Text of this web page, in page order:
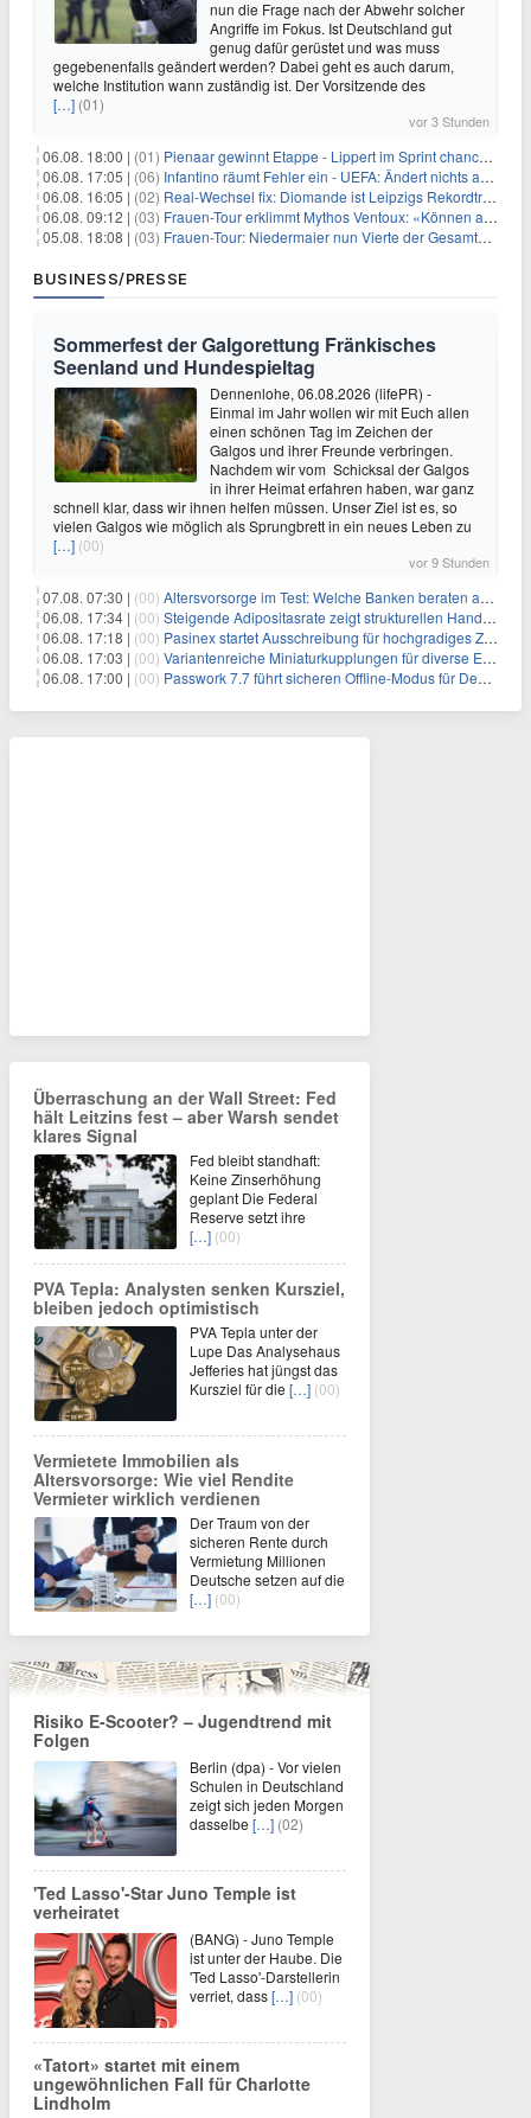
nun die Frage nach der Abwehr solcher
Angriffe im Fokus. Ist Deutschland gut
genug dafür gerüstet und was muss
gegebenenfalls geändert werden? Dabei geht es auch darum,
welche Institution wann zuständig ist. Der Vorsitzende des
[…] (01)
vor 3 Stunden
06.08. 18:00 | (01) Pienaar gewinnt Etappe - Lippert im Sprint chancenlos
06.08. 17:05 | (06) Infantino räumt Fehler ein - UEFA: Ändert nichts an Boykott
06.08. 16:05 | (02) Real-Wechsel fix: Diomande ist Leipzigs Rekordtransfer
06.08. 09:12 | (03) Frauen-Tour erklimmt Mythos Ventoux: «Können alles schaffen»
05.08. 18:08 | (03) Frauen-Tour: Niedermaier nun Vierte der Gesamtwertung
BUSINESS/PRESSE
Sommerfest der Galgorettung Fränkisches
Seenland und Hundespieltag
Dennenlohe, 06.08.2026 (lifePR) -
Einmal im Jahr wollen wir mit Euch allen
einen schönen Tag im Zeichen der
Galgos und ihrer Freunde verbringen.
Nachdem wir vom Schicksal der Galgos
in ihrer Heimat erfahren haben, war ganz
schnell klar, dass wir ihnen helfen müssen. Unser Ziel ist es, so
vielen Galgos wie möglich als Sprungbrett in ein neues Leben zu
[…] (00)
vor 9 Stunden
07.08. 07:30 | (00) Altersvorsorge im Test: Welche Banken beraten am besten?
06.08. 17:34 | (00) Steigende Adipositasrate zeigt strukturellen Handlungsbedarf bei der Ernährung schulpflichtiger Kinder
06.08. 17:18 | (00) Pasinex startet Ausschreibung für hochgradiges Zinksulfidkonzentrat mit Germanium- und Silbergehalten und stellt ein Betriebsupdate bereit
06.08. 17:03 | (00) Variantenreiche Miniaturkupplungen für diverse Einsatzbereiche
06.08. 17:00 | (00) Passwork 7.7 führt sicheren Offline-Modus für Desktop- und Mobile-Apps ein
Überraschung an der Wall Street: Fed
hält Leitzins fest – aber Warsh sendet
klares Signal
Fed bleibt standhaft:
Keine Zinserhöhung
geplant Die Federal
Reserve setzt ihre
[…] (00)
PVA Tepla: Analysten senken Kursziel,
bleiben jedoch optimistisch
PVA Tepla unter der
Lupe Das Analysehaus
Jefferies hat jüngst das
Kursziel für die […] (00)
Vermietete Immobilien als
Altersvorsorge: Wie viel Rendite
Vermieter wirklich verdienen
Der Traum von der
sicheren Rente durch
Vermietung Millionen
Deutsche setzen auf die
[…] (00)
Risiko E-Scooter? – Jugendtrend mit
Folgen
Berlin (dpa) - Vor vielen
Schulen in Deutschland
zeigt sich jeden Morgen
dasselbe […] (02)
'Ted Lasso'-Star Juno Temple ist
verheiratet
(BANG) - Juno Temple
ist unter der Haube. Die
'Ted Lasso'-Darstellerin
verriet, dass[…] (00)
«Tatort» startet mit einem
ungewöhnlichen Fall für Charlotte
Lindholm